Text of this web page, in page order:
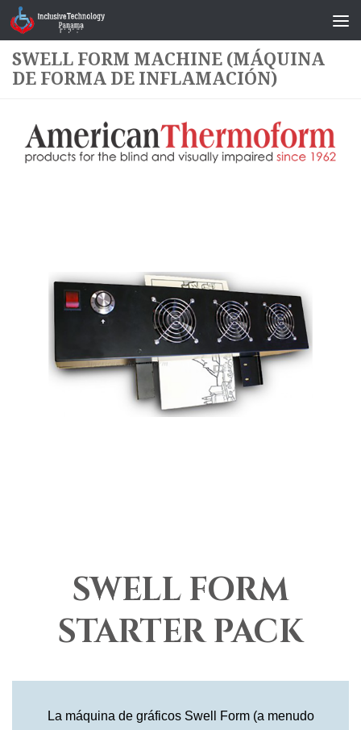
Saltar al contenido
SWELL FORM MACHINE (MÁQUINA
DE FORMA DE INFLAMACIÓN)
SWELL FORM
STARTER PACK
La máquina de gráficos Swell Form (a menudo